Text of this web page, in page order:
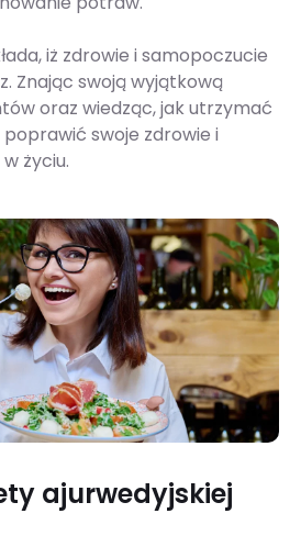
iż zdrowie i samopoczucie
Znając swoją wyjątkową
oraz wiedząc, jak utrzymać
swoje zdrowie i
życiu.
ajurwedyjskiej